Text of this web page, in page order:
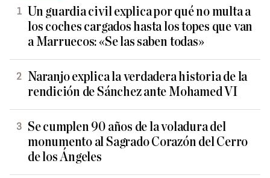
Un guardia civil explica por qué no multa a
los coches cargados hasta los topes que van
a Marruecos: «Se las saben todas»
Naranjo explica la verdadera historia de la
rendición de Sánchez ante Mohamed VI
Se cumplen 90 años de la voladura del
monumento al Sagrado Corazón del Cerro
de los Ángeles